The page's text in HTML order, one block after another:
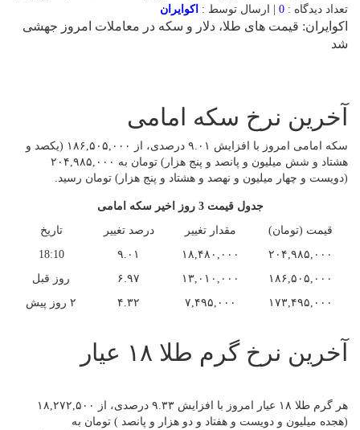
تعداد دیدگاه : 0 | ارسال توسط : اکوایران
اکوایران: قیمت های طلا، دلار و سکه در معاملات امروز جهشی
شد
آخرین نرخ سکه امامی
سکه امامی امروز با افزایش ۹.۰۱ درصدی، از ۱۸۶,۵۰۵,۰۰۰ (یکصد و
هشتاد و شش میلیون و پانصد و پنج هزار) تومان به ۲۰۴,۹۸۵,۰۰۰
(دویست و چهار میلیون و نهصد و هشتاد و پنج هزار) تومان رسید.
جدول قیمت 3 روز اخیر سکه امامی
قیمت (تومان)
مقدار تغییر درصد تغییر
تاریخ
۲۰۴,۹۸۵,۰۰۰
۱۸,۴۸۰,۰۰۰ ۹.۰۱
18:10
۱۸۶,۵۰۵,۰۰۰
۱۳,۰۱۰,۰۰۰ ۶.۹۷
روز قبل
۱۷۳,۴۹۵,۰۰۰
۷,۴۹۵,۰۰۰ ۴.۳۲ ۲ روز پیش
آخرین نرخ گرم طلا ۱۸ عیار
هر گرم طلا ۱۸ عیار امروز با افزایش ۹.۳۳ درصدی، از ۱۸,۲۷۲,۵۰۰
(هجده میلیون و دویست و هفتاد و دو هزار و پانصد ) تومان به